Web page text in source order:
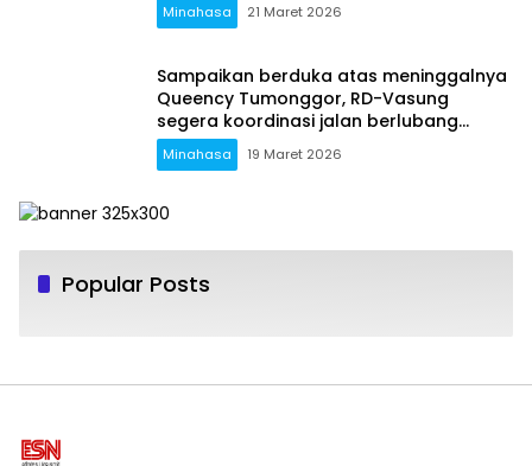
Minahasa 21 Maret 2026
Sampaikan berduka atas meninggalnya
Queency Tumonggor, RD-Vasung
segera koordinasi jalan berlubang
dengan Provinsi
Minahasa 19 Maret 2026
Popular Posts